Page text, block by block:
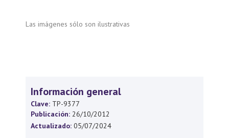
Las imágenes sólo son ilustrativas
Información general
Clave: TP-9377
Publicación: 26/10/2012
Actualizado: 05/07/2024